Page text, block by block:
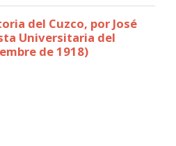
del Cuzco, por José
Universitaria del
de 1918)